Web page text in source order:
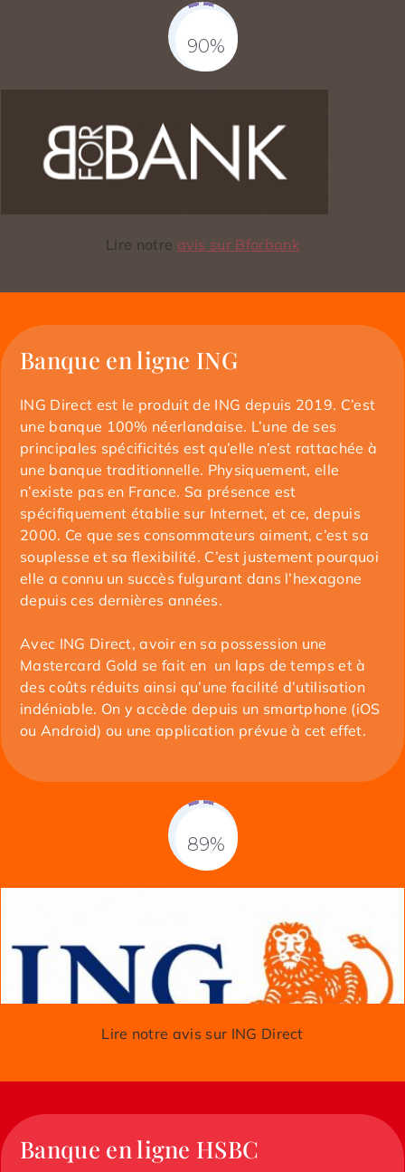
90%
Lire notre avis sur Bforbank
Banque en ligne ING
ING Direct est le produit de ING depuis 2019. C’est
une banque 100% néerlandaise. L’une de ses
principales spécificités est qu’elle n’est rattachée à
une banque traditionnelle. Physiquement, elle
n’existe pas en France. Sa présence est
spécifiquement établie sur Internet, et ce, depuis
2000. Ce que ses consommateurs aiment, c’est sa
souplesse et sa flexibilité. C’est justement pourquoi
elle a connu un succès fulgurant dans l’hexagone
depuis ces dernières années.
Avec ING Direct, avoir en sa possession une
Mastercard Gold se fait en un laps de temps et à
des coûts réduits ainsi qu’une facilité d’utilisation
indéniable. On y accède depuis un smartphone (iOS
ou Android) ou une application prévue à cet effet.
89%
Lire notre avis sur ING Direct
Banque en ligne HSBC